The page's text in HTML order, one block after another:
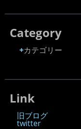
Category
カテゴリー
Link
旧ブログ
twitter